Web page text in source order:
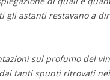
gli astanti restavano a
sul profumo del
tanti spunti ritrovati